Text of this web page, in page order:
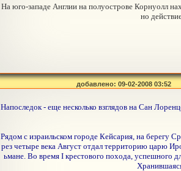
На юго-западе Англии на полуострове Корнуолл
но
добавлено: 09-02-2008 03:52
Напоследок - еще несколько взглядов на Сан
Рядом с израильском городе Кейсария, на берегу
рез четыре века Август отдал территорию царю
ьмане. Во время I крестового похода, успешного